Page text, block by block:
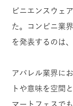
ビニエンスウェ
た。コンビニ業
を発表するのは
アパレル業界に
トや意味を空間
マートフェスで